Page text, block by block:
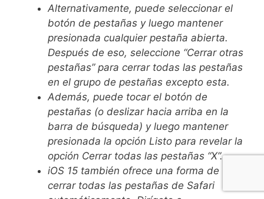
Alternativamente, puede seleccionar el
botón de pestañas y luego mantener
presionada cualquier pestaña abierta.
Después de eso, seleccione “Cerrar otras
pestañas” para cerrar todas las pestañas
en el grupo de pestañas excepto esta.
Además, puede tocar el botón de
pestañas (o deslizar hacia arriba en la
barra de búsqueda) y luego mantener
presionada la opción Listo para revelar la
opción Cerrar todas las pestañas “X”.
iOS 15 también ofrece una forma de
cerrar todas las pestañas de Safari